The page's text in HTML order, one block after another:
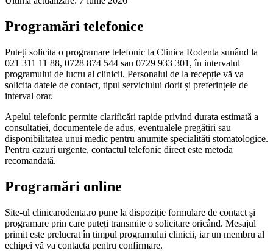
Programări telefonice
Puteți solicita o programare telefonic la Clinica Rodenta sunând la
021 311 11 88, 0728 874 544 sau 0729 933 301, în intervalul
programului de lucru al clinicii. Personalul de la recepție vă va
solicita datele de contact, tipul serviciului dorit și preferințele de
interval orar.
Apelul telefonic permite clarificări rapide privind durata estimată a
consultației, documentele de adus, eventualele pregătiri sau
disponibilitatea unui medic pentru anumite specialități stomatologice.
Pentru cazuri urgente, contactul telefonic direct este metoda
recomandată.
Programări online
Site-ul clinicarodenta.ro pune la dispoziție formulare de contact și
programare prin care puteți transmite o solicitare oricând. Mesajul
primit este prelucrat în timpul programului clinicii, iar un membru al
echipei vă va contacta pentru confirmare.